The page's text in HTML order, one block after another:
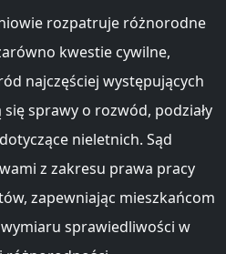
rozpatruje różnorodne
kwestie cywilne,
najczęściej występujących
sprawy o rozwód, podziały
nieletnich. Sąd
z zakresu prawa pracy
zapewniając mieszkańcom
sprawiedliwości w